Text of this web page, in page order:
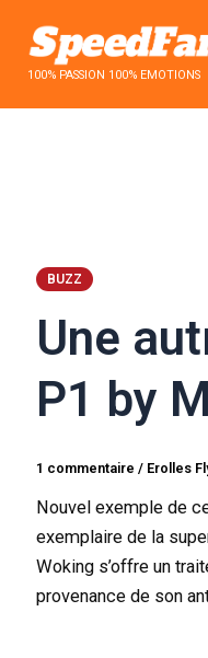
contenu100% PASSION 100% EMOTIONS
BUZZ
Une
P1 by
1 commentaire / Erolles
Nouvel exemple de
exemplaire de la
Woking s’offre un
provenance de son